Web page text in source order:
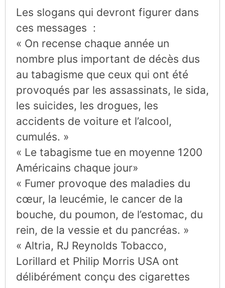
Les slogans qui devront figurer dans
ces messages :
« On recense chaque année un
nombre plus important de décès dus
au tabagisme que ceux qui ont été
provoqués par les assassinats, le sida,
les suicides, les drogues, les
accidents de voiture et l’alcool,
cumulés. »
« Le tabagisme tue en moyenne 1200
Américains chaque jour»
« Fumer provoque des maladies du
cœur, la leucémie, le cancer de la
bouche, du poumon, de l’estomac, du
rein, de la vessie et du pancréas. »
« Altria, RJ Reynolds Tobacco,
Lorillard et Philip Morris USA ont
délibérément conçu des cigarettes